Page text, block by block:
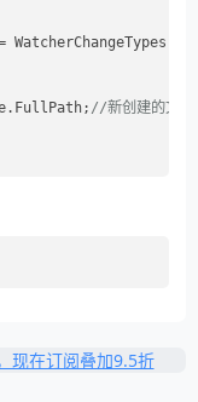
//新创建的文件